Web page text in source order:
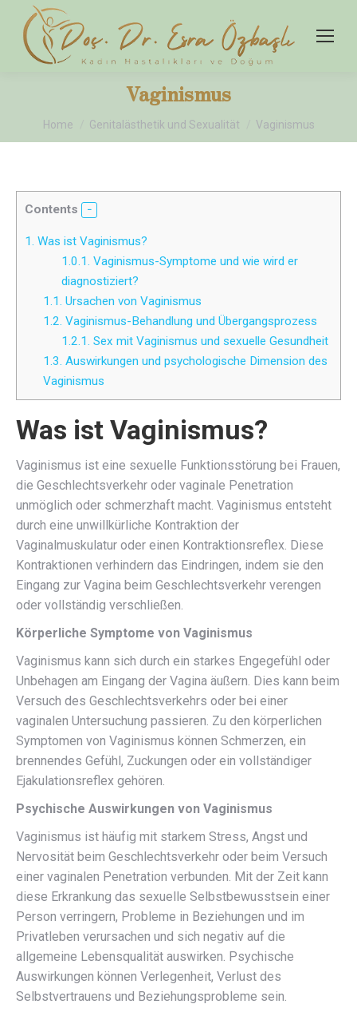
Vaginismus
You are here:
Home Genitalästhetik und Sexualität Vaginismus
Contents
1. Was ist Vaginismus?
1.0.1. Vaginismus-Symptome und wie wird er
diagnostiziert?
1.1. Ursachen von Vaginismus
1.2. Vaginismus-Behandlung und Übergangsprozess
1.2.1. Sex mit Vaginismus und sexuelle Gesundheit
1.3. Auswirkungen und psychologische Dimension des
Vaginismus
Was ist Vaginismus?
Vaginismus ist eine sexuelle Funktionsstörung bei Frauen,
die Geschlechtsverkehr oder vaginale Penetration
unmöglich oder schmerzhaft macht. Vaginismus entsteht
durch eine unwillkürliche Kontraktion der
Vaginalmuskulatur oder einen Kontraktionsreflex. Diese
Kontraktionen verhindern das Eindringen, indem sie den
Eingang zur Vagina beim Geschlechtsverkehr verengen
oder vollständig verschließen.
Körperliche Symptome von Vaginismus
Vaginismus kann sich durch ein starkes Engegefühl oder
Unbehagen am Eingang der Vagina äußern. Dies kann beim
Versuch des Geschlechtsverkehrs oder bei einer
vaginalen Untersuchung passieren. Zu den körperlichen
Symptomen von Vaginismus können Schmerzen, ein
brennendes Gefühl, Zuckungen oder ein vollständiger
Ejakulationsreflex gehören.
Psychische Auswirkungen von Vaginismus
Vaginismus ist häufig mit starkem Stress, Angst und
Nervosität beim Geschlechtsverkehr oder beim Versuch
einer vaginalen Penetration verbunden. Mit der Zeit kann
diese Erkrankung das sexuelle Selbstbewusstsein einer
Person verringern, Probleme in Beziehungen und im
Privatleben verursachen und sich negativ auf die
allgemeine Lebensqualität auswirken. Psychische
Auswirkungen können Verlegenheit, Verlust des
Selbstvertrauens und Beziehungsprobleme sein.